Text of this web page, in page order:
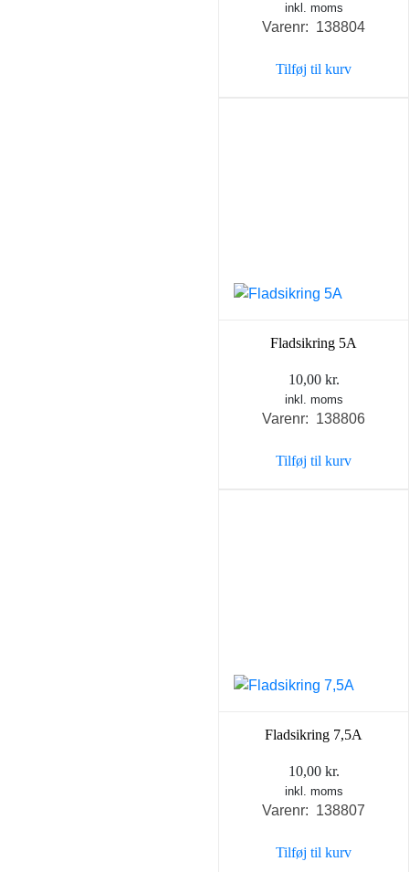
inkl. moms
Varenr: 138804
Tilføj til kurv
Fladsikring 5A
10,00 kr.
inkl. moms
Varenr: 138806
Tilføj til kurv
Fladsikring 7,5A
10,00 kr.
inkl. moms
Varenr: 138807
Tilføj til kurv